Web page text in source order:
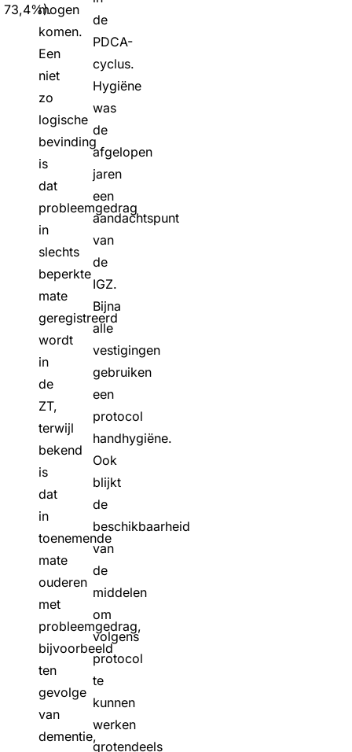
73,4%).mogen
komen.
Een
niet
zo
logische
bevinding
is
dat
probleemgedrag
in
slechts
beperkte
mate
geregistreerd
wordt
in
de
ZT,
terwijl
bekend
is
dat
in
toenemende
mate
ouderen
met
probleemgedrag,
bijvoorbeeld
ten
gevolge
van
dementie,
de
PDCA-
cyclus.
Hygiëne
was
de
afgelopen
jaren
een
aandachtspunt
van
de
IGZ.
Bijna
alle
vestigingen
gebruiken
een
protocol
handhygiëne.
Ook
blijkt
de
beschikbaarheid
van
de
middelen
om
volgens
protocol
te
kunnen
werken
grotendeels